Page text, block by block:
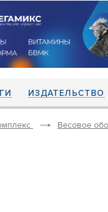
ИЗДАТЕЛЬСТВО
Весовое